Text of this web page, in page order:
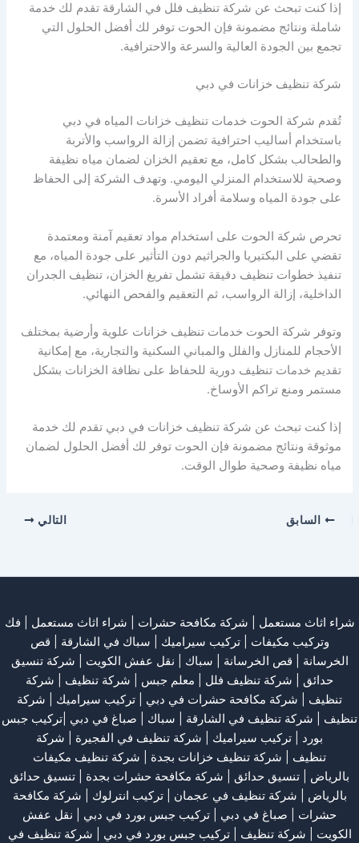
إذا كنت تبحث عن شركة تنظيف فلل في الشارقة تقدم لك خدمة
شاملة ونتائج مضمونة فإن الحوت توفر لك أفضل الحلول التي
تجمع بين الجودة العالية والسرعة والاحترافية.
شركة تنظيف خزانات في دبي
تُقدم شركة الحوت خدمات تنظيف خزانات المياه في دبي
باستخدام أساليب احترافية تضمن إزالة الرواسب والأتربة
والطحالب بشكل كامل، مع تعقيم الخزان لضمان مياه نظيفة
وصحية للاستخدام المنزلي اليومي. وتهدف الشركة إلى الحفاظ
على جودة المياه وسلامة أفراد الأسرة.
تحرص شركة الحوت على استخدام مواد تعقيم آمنة ومعتمدة
تقضي على البكتيريا والجراثيم دون التأثير على جودة المياه، مع
تنفيذ خطوات تنظيف دقيقة تشمل تفريغ الخزان، تنظيف الجدران
الداخلية، إزالة الرواسب، ثم التعقيم والفحص النهائي.
وتوفر شركة الحوت خدمات تنظيف خزانات علوية وأرضية بمختلف
الأحجام للمنازل والفلل والمباني السكنية والتجارية، مع إمكانية
تقديم خدمات تنظيف دورية للحفاظ على نظافة الخزانات بشكل
مستمر ومنع تراكم الأوساخ.
إذا كنت تبحث عن شركة تنظيف خزانات في دبي تقدم لك خدمة
موثوقة ونتائج مضمونة فإن الحوت توفر لك أفضل الحلول لضمان
مياه نظيفة وصحية طوال الوقت.
السابق التالي
شراء اثاث مستعمل شركة مكافحة حشرات شراء اثاث مستعمل
فك
وتركيب مكيفات | تركيب سيراميك | سباك في الشارقة
قص
الخرسانة | قص الخرسانة | سباك نقل عفش الكويت
شركة تنسيق
حدائق
شركة تنظيف فلل معلم جبس شركة تنظيف
شركة
تنظيف
شركة مكافحة حشرات في دبي تركيب سيراميك
شركة
تنظيف
شركة تنظيف في الشارقة | سباك | صباغ في دبي |تركيب جبس
بورد | تركيب سيراميك شركة تنظيف في الفجيرة
شركة
تنظيف
شركة تنظيف خزانات بجدة
شركة تنظيف مكيفات
بالرياض
تنسيق حدائق شركة مكافحة حشرات بجدة
تنسيق حدائق
بالرياض
شركة تنظيف في عجمان | تركيب انترلوك | شركة مكافحة
حشرات
صباغ في دبي تركيب جبس بورد في دبي
نقل عفش
الكويت
شركة تنظيف |تركيب جبس بورد في دبي شركة تنظيف في